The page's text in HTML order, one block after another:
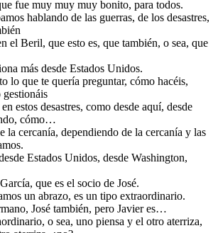
fue muy muy muy bonito, para todos.
hablando de las guerras, de los desastres,
el Beril, que esto es, que también, o sea, que
más desde Estados Unidos.
lo que te quería preguntar, cómo hacéis,
estos desastres, como desde aquí, desde
cómo…
la cercanía, dependiendo de la cercanía y las
Estados Unidos, desde Washington,
que es el socio de José.
un abrazo, es un tipo extraordinario.
José también, pero Javier es…
o sea, uno piensa y el otro aterriza,